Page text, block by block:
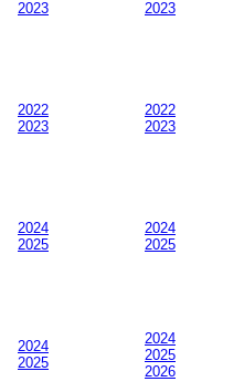
2023
2023
2022
2023
2022
2023
2024
2025
2024
2025
2024
2025
2024
2025
2026